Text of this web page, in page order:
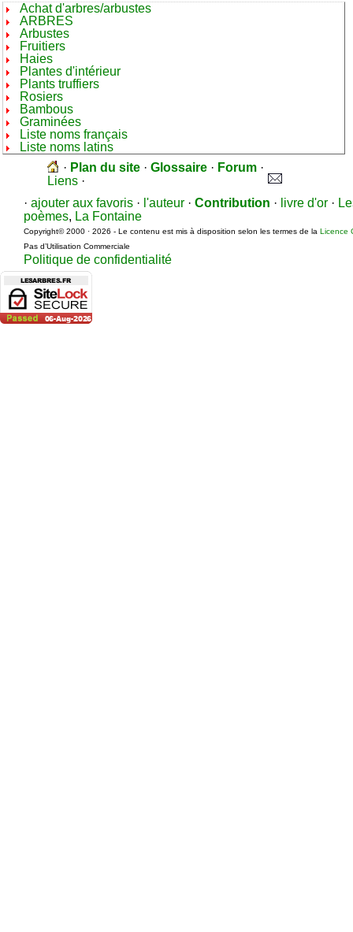
Achat d'arbres/arbustes
ARBRES
Arbustes
Fruitiers
Haies
Plantes d'intérieur
Plants truffiers
Rosiers
Bambous
Graminées
Liste noms français
Liste noms latins
· Plan du site · Glossaire · Forum ·
Liens ·
· ajouter aux favoris · l'auteur · Contribution · livre d'or ·
poèmes, La Fontaine
Copyright© 2000 · 2026 - Le contenu est mis à disposition selon les termes de la Licence
Pas d’Utilisation Commerciale
Politique de confidentialité